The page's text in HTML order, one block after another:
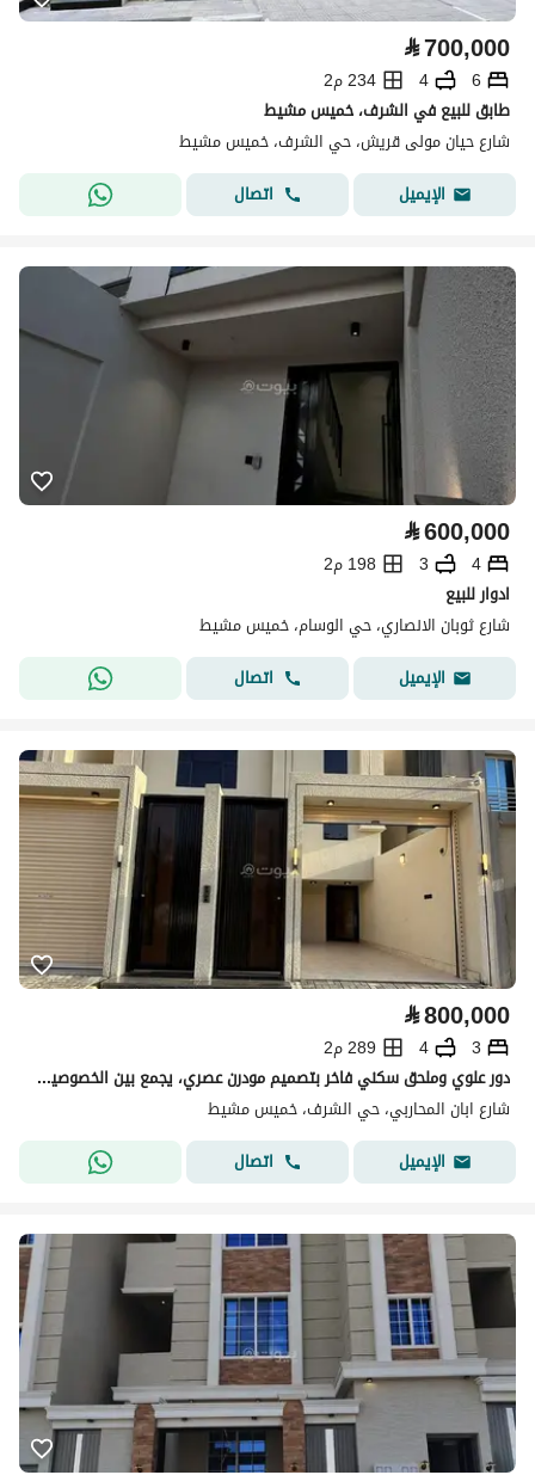
⃁700,000
6
4
234 م2
طابق للبيع في الشرف، خميس مشيط
شارع حيان مولى قريش، حي الشرف، خميس مشيط
الإيميل
اتصال
⃁600,000
4
3
198 م2
ادوار للبيع
شارع ثوبان الانصاري، حي الوسام، خميس مشيط
الإيميل
اتصال
⃁800,000
3
4
289 م2
دور علوي وملحق سكني فاخر بتصميم مودرن عصري، يجمع بين الخصوصية، المساحات الرحبة، وجودة التشطيب، في موقع استراتيجي يُلبي تطلعاتك للسكن الراقي
شارع ابان المحاربي، حي الشرف، خميس مشيط
الإيميل
اتصال